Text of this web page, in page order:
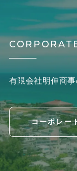
有限会社明伸商
コーポレー